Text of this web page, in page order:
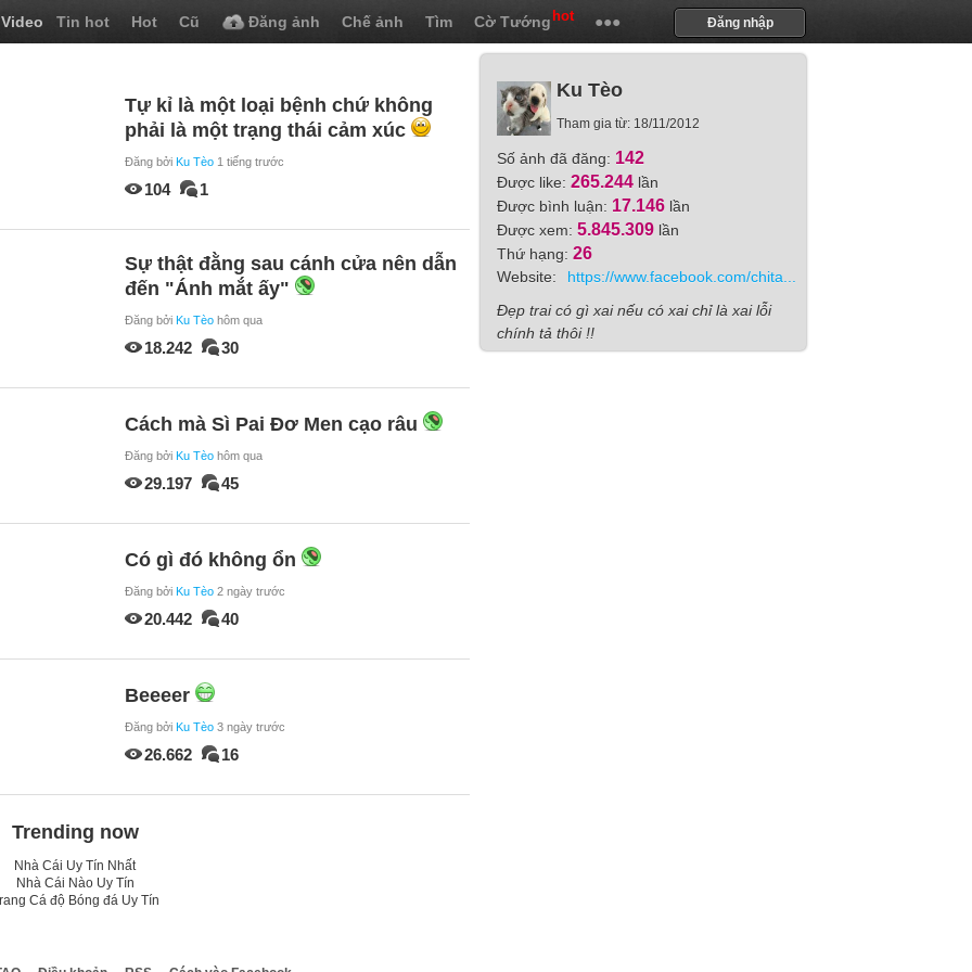
Video Tin hot Hot Cũ Đăng ảnh Chế ảnh Tìm Cờ Tướng hot ●●● Đăng nhập
Tự kỉ là một loại bệnh chứ không
phải là một trạng thái cảm xúc
Đăng bởi Ku Tèo 1 tiếng trước
104 1
Sự thật đằng sau cánh cửa nên dẫn
đến "Ánh mắt ấy"
Đăng bởi Ku Tèo hôm qua
18.242 30
Cách mà Sì Pai Đơ Men cạo râu
Đăng bởi Ku Tèo hôm qua
29.197 45
Có gì đó không ổn
Đăng bởi Ku Tèo 2 ngày trước
20.442 40
Beeeer
Đăng bởi Ku Tèo 3 ngày trước
26.662 16
Trending now
Nhà Cái Uy Tín Nhất
Nhà Cái Nào Uy Tín
Cá độ Bóng đá Uy Tín
Ku Tèo
Tham gia từ: 18/11/2012
Số ảnh đã đăng: 142
Được like: 265.244 lần
Được bình luận: 17.146 lần
Được xem: 5.845.309 lần
Thứ hạng: 26
Website:
https://www.facebook.com/chita...
Đẹp trai có gì xai nếu có xai chỉ là xai lỗi
chính tả thôi !!